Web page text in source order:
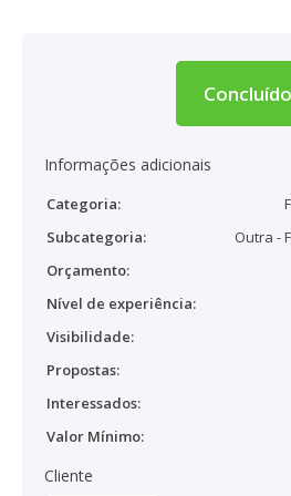
Concluído
Informações adicionais
Categoria:
Subcategoria:
Outra -
Orçamento:
Nível de experiência:
Visibilidade:
Propostas:
Interessados:
Valor Mínimo:
Cliente